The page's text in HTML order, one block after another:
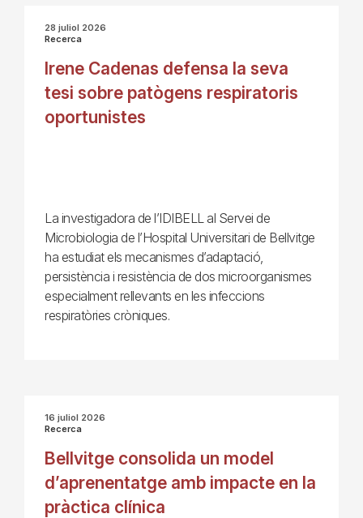
28 juliol 2026
Recerca
Irene Cadenas defensa la seva
tesi sobre patògens respiratoris
oportunistes
La investigadora de l’IDIBELL al Servei de
Microbiologia de l’Hospital Universitari de Bellvitge
ha estudiat els mecanismes d’adaptació,
persistència i resistència de dos microorganismes
especialment rellevants en les infeccions
respiratòries cròniques.
16 juliol 2026
Recerca
Bellvitge consolida un model
d’aprenentatge amb impacte en la
pràctica clínica